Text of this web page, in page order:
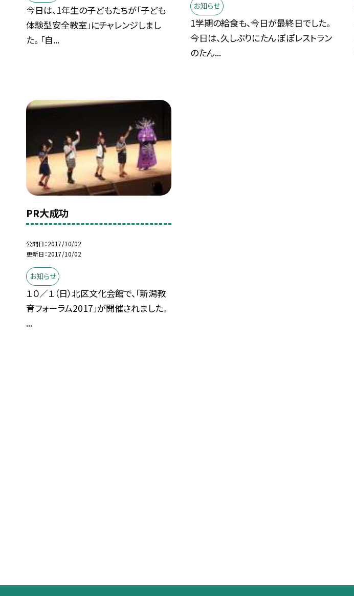
今日は、1年生の子どもたちが「子ども
体験型安全教室」にチャレンジしまし
た。 「自...
お知らせ
1学期の給食も、今日が最終日でした。
今日は、久しぶりにたんぽぽレストラン
のたん...
PR大成功
公開日 2017/10/02
更新日 2017/10/02
お知らせ
１０／１（日）北区文化会館で、「新潟教
育フォーラム2017」が開催されました。
...